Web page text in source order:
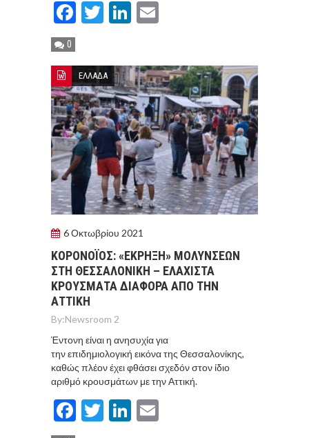
Facebook
TwitterLinkedIn
0
ΕΛΛΑΔΑ
6 Οκτωβρίου 2021
ΚΟΡΟΝΟΪΌΣ: «ΕΚΡΗΞΗ» ΜΟΛΥΝΣΕΩΝ
ΣΤΗ ΘΕΣΣΑΛΟΝΙΚΗ – ΕΛΑΧΙΣΤΑ
ΚΡΟΥΣΜΑΤΑ ΔΙΑΦΟΡΑ ΑΠΟ ΤΗΝ
ΑΤΤΙΚΗ
By:Newsroom 2
Έντονη είναι η ανησυχία για
την επιδημιολογική εικόνα της Θεσσαλονίκης,
καθώς πλέον έχει φθάσει σχεδόν στον ίδιο
αριθμό κρουσμάτων με την Αττική.
Facebook
TwitterLinkedIn